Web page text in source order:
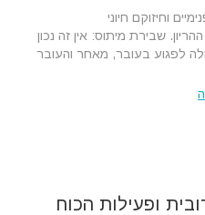
וחיזוקם חיוני
שבירת מיתוס: אין זה נכון
לפגוע בעובר, מאחר והעובר
ופעילות הכוח